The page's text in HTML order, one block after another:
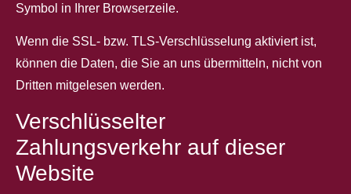
Symbol in Ihrer Browserzeile.
Wenn die SSL- bzw. TLS-Verschlüsselung aktiviert ist,
können die Daten, die Sie an uns übermitteln, nicht von
Dritten mitgelesen werden.
Verschlüsselter
Zahlungsverkehr auf dieser
Website